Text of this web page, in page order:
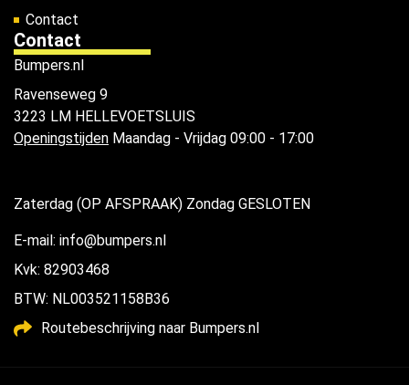
Contact
Contact
Bumpers.nl
Ravenseweg 9
3223 LM HELLEVOETSLUIS
Openingstijden Maandag - Vrijdag 09:00 - 17:00
Zaterdag (OP AFSPRAAK) Zondag GESLOTEN
E-mail: info@bumpers.nl
Kvk: 82903468
BTW: NL003521158B36
Routebeschrijving naar Bumpers.nl